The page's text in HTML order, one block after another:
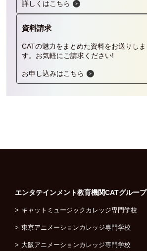
保護者の方へ
人材発掘担当の方へ
卒業生の方へ
詳しくはこちら
資料請求
CATの魅力をまとめた資料をお送りしま
す。 お気軽にご請求ください!
お申し込みはこちら
エンタテインメント教育機関CATグループ
キャットミュージックカレッジ専門学校
東京アニメーションカレッジ専門学校
大阪アニメーションカレッジ専門学校